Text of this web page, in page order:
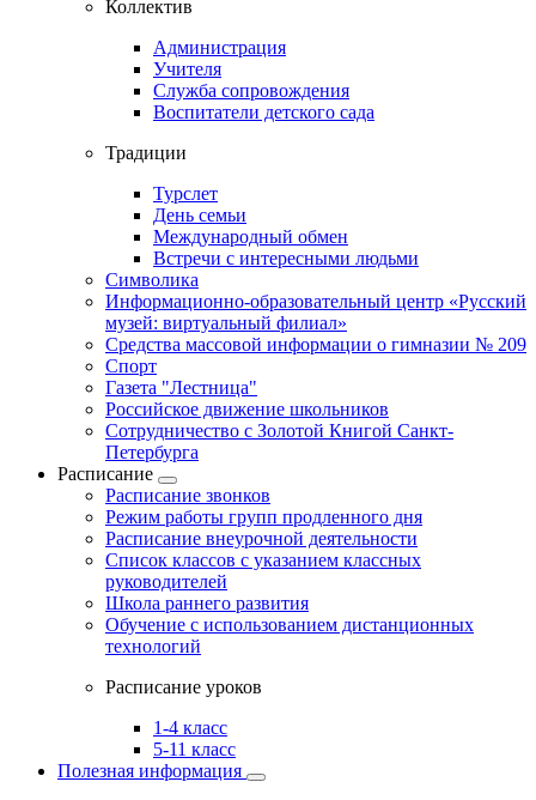
Коллектив
Администрация
Учителя
Служба сопровождения
Воспитатели детского сада
Традиции
Турслет
День семьи
Международный обмен
Встречи с интересными людьми
Символика
Информационно-образовательный центр «Русский
музей: виртуальный филиал»
Средства массовой информации о гимназии № 209
Спорт
Газета "Лестница"
Российское движение школьников
Сотрудничество с Золотой Книгой Санкт-
Петербурга
Расписание
Расписание звонков
Режим работы групп продленного дня
Расписание внеурочной деятельности
Список классов с указанием классных
руководителей
Школа раннего развития
Обучение с использованием дистанционных
технологий
Расписание уроков
1-4 класс
5-11 класс
Полезная информация